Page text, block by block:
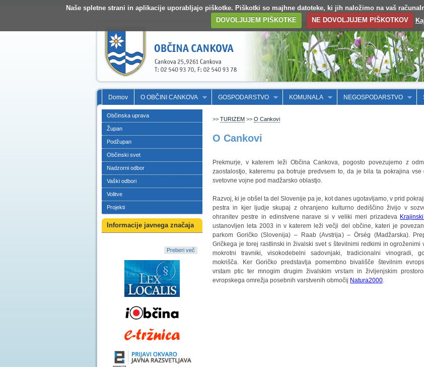
Naše spletne strani in aplikacije uporabljajo piškotke. Piškotki so majhne datoteke, ki jih naložimo na vaš
DOVOLJUJEM PIŠKOTKE
NE DOVOLJUJEM PIŠKOTKOV
Domov O OBČINI CANKOVA GOSPODARSTVO KOMUNALA NEGOSPODARSTVO
Občinska uprava
Župan
Podžupan
Občinski svet
Nadzorni odbor
Vaški odbori
Volitve
Projekti
Informacije javnega značaja
Preberi več
>> TURIZEM >> O Cankovi
O Cankovi
Prekmurje, v katerem leži Občina Cankova, pogosto povezujemo z
zaostalostjo, kateremu pa botruje predvsem to, da je bila ta pokrajina vse
svetovne vojne pod madžarsko oblastjo.
Razvoj, ki je obšel ta del Slovenije pa je, kot danes ugotavljamo, v prid
pestra in kjer ljudje skupaj z ohranjeno kulturno dediščino živijo v
ohranitev pestre in edinstvene narave si v veliki meri prizadeva
ustanovljen leta 2003 in v katerem leži večji del občine, kateri je
parkom Goričko (Slovenija) – Raab (Avstrija) – Örség (Madžarska).
Gričkega je torej rastlinski in živalski svet s številnimi redkimi in ogroženimi
mokrotni travniki, visokodebelni sadovnjaki, tradicionalni vinogradi,
mokrišča. Ker Goričko predstavlja pomembno bivališče številnim
vrstam ptic ter mnogim drugim živalskim vrstam in življenjskim
evropskega omrežja posebnih varstvenih območij Natura2000.